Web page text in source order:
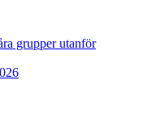
grupper utanför